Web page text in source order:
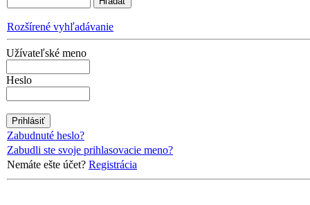
Rozšírené vyhľadávanie
Užívateľské meno
Heslo
Zabudnuté heslo?
Zabudli ste svoje prihlasovacie meno?
Nemáte ešte účet? Registrácia